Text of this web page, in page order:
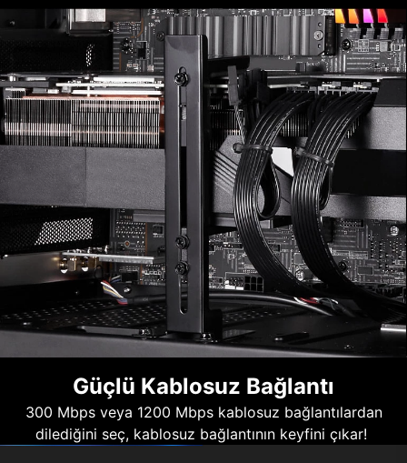
Güçlü Kablosuz Bağlantı
300 Mbps veya 1200 Mbps kablosuz bağlantılardan
dilediğini seç, kablosuz bağlantının keyfini çıkar!